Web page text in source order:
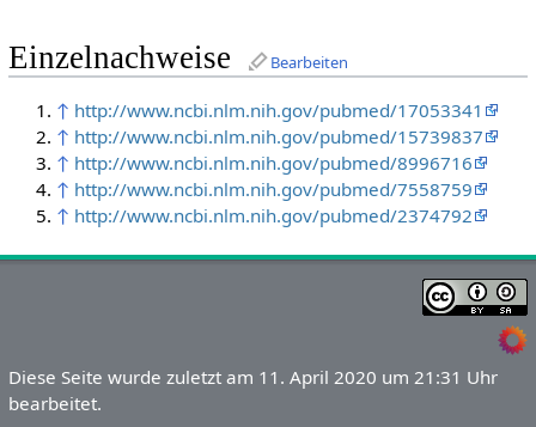
Einzelnachweise Bearbeiten
↑ http://www.ncbi.nlm.nih.gov/pubmed/17053341
↑ http://www.ncbi.nlm.nih.gov/pubmed/15739837
↑ http://www.ncbi.nlm.nih.gov/pubmed/8996716
↑ http://www.ncbi.nlm.nih.gov/pubmed/7558759
↑ http://www.ncbi.nlm.nih.gov/pubmed/2374792
Diese Seite wurde zuletzt am 11. April 2020 um 21:31 Uhr
bearbeitet.